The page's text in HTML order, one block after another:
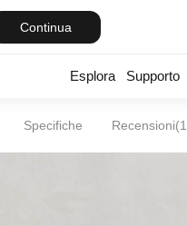
Continua
Esplora Supporto
Specifiche